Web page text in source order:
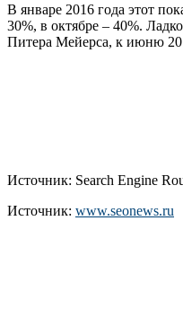
В январе 2016 года этот
30%, в октябре – 40%.
Питера Мейерса, к июню
Источник: Search Engine
Источник: www.seonews.ru